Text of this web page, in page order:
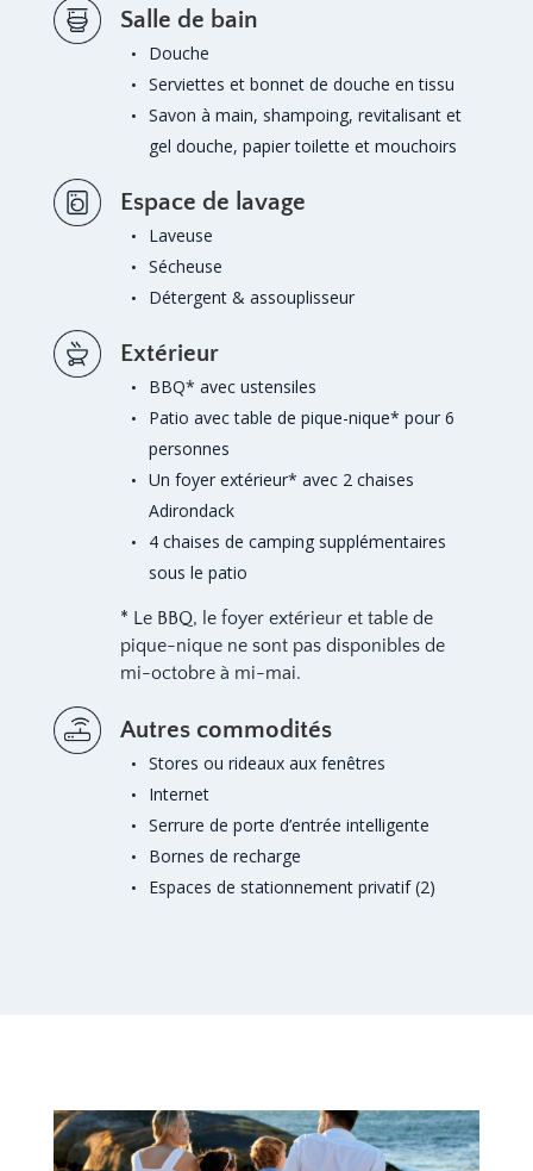
Salle de bain
Douche
Serviettes et bonnet de douche en tissu
Savon à main, shampoing, revitalisant et
gel douche, papier toilette et mouchoirs
Espace de lavage
Laveuse
Sécheuse
Détergent & assouplisseur
Extérieur
BBQ* avec ustensiles
Patio avec table de pique-nique* pour 6
personnes
Un foyer extérieur* avec 2 chaises
Adirondack
4 chaises de camping supplémentaires
sous le patio
* Le BBQ, le foyer extérieur et table de
pique-nique ne sont pas disponibles de
mi-octobre à mi-mai.
Autres commodités
Stores ou rideaux aux fenêtres
Internet
Serrure de porte d’entrée intelligente
Bornes de recharge
Espaces de stationnement privatif (2)